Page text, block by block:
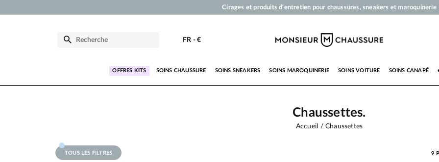
Votre commande sera expédiée en 24 heures ouvrées
Livraison offerte dès 50 €
FR - €
OFFRES KITS SOINS CHAUSSURE SOINS SNEAKERS SOINS MAROQUINERIE SOINS VOITURE SOINS CANAPÉ
Chaussettes.
Accueil Chaussettes
TOUS LES FILTRES 9